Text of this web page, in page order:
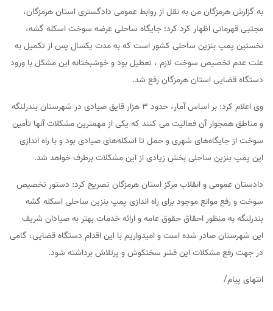
به گزارش هرمزگان من به نقل از روابط عمومی دادگستری استان هرمزگان،
مجتبی قهرمانی اظهار کرد کرد: جایگاه ساحلی عرضه سوخت اسکله گشه،
نخستین پمپ بنزین ساحلی کشور است که به مدت یکسال پس از تکمیل به
علت عدم تخصیص سوخت لازم ، تعطیل بود و خوشبختانه این مشکل با ورود
دستگاه قضایی استان هرمزگان رفع شد.
وی اعلام کرد: بر اساس آمار، حدود ۳ هزار قایق صیادی در شهرستان بندرلنگه
و مناطق همجوار آن فعالیت می کنند که یکی از مهمترین مشکلات آنها تأمین
سوخت از جایگاه‌های شهری و حمل تا اسکله‌های صیادی بود و با راه اندازی
این پمپ بنزین ساحلی بخش زیادی از این مشکلات برطرف خواهد شد.
دادستان عمومی و انقلاب مرکز استان هرمزگان تصریح کرد: دستور تخصیص
سوخت و رفع موانع موجود برای راه اندازی پمپ بنزین ساحلی اسکله گشه
بندرلنگه به منظور احقاق حقوق عامه و ارائه خدمات بهتر به صیادان شریف
این شهرستان صادر شده است و امیدواریم با این اقدام دستگاه قضایی، گامی
در جهت رفع مشکلات این قشر سختکوش و پرتلاش برداشته شود.
انتهای پیام/